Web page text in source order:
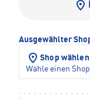
Ausgewählter
Shop wählen
Wähle einen